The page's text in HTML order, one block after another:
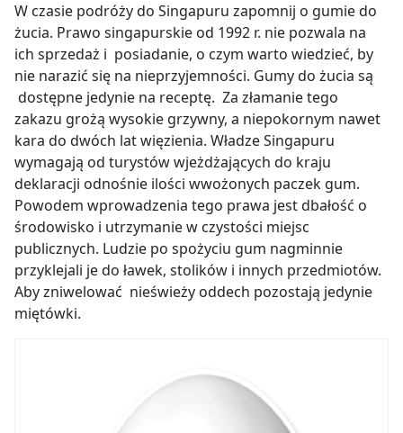
W czasie podróży do Singapuru zapomnij o gumie do
żucia. Prawo singapurskie od 1992 r. nie pozwala na
ich sprzedaż i posiadanie, o czym warto wiedzieć, by
nie narazić się na nieprzyjemności. Gumy do żucia są
dostępne jedynie na receptę. Za złamanie tego
zakazu grożą wysokie grzywny, a niepokornym nawet
kara do dwóch lat więzienia. Władze Singapuru
wymagają od turystów wjeżdżających do kraju
deklaracji odnośnie ilości wwożonych paczek gum.
Powodem wprowadzenia tego prawa jest dbałość o
środowisko i utrzymanie w czystości miejsc
publicznych. Ludzie po spożyciu gum nagminnie
przyklejali je do ławek, stolików i innych przedmiotów.
Aby zniwelować nieświeży oddech pozostają jedynie
miętówki.